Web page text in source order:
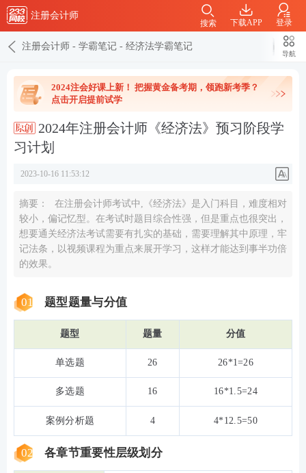
注册会计师
下载APP 登录
搜索
注册会计师 - 学霸笔记 - 经济法学霸笔记
导航
2024注会好课上新！ 把握黄金备考期，领跑新考季？
点击开启提前试学
2024年注册会计师《经济法》预习阶段学
习计划
2023-10-16 11:53:12
摘要：
在注册会计师考试中,《经济法》是入门科目，难度相对
较小，偏记忆型。在考试时题目综合性强，但是重点也很突出，
想要通关经济法考试需要有扎实的基础，需要理解其中原理，牢
记法条，以视频课程为重点来展开学习，这样才能达到事半功倍
的效果。
01 题型题量与分值
题型 题量 分值
单选题 26 26*1=26
多选题 16 16*1.5=24
案例分析题 4 4*12.5=50
02 各章节重要性层级划分